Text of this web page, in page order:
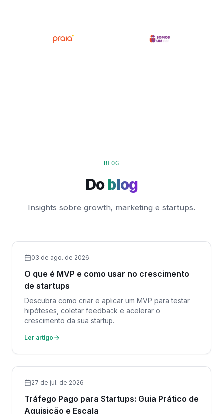
BLOG
Doblog
Insights sobre growth, marketing e startups.
03 de ago. de 2026
O que é MVP e como usar no crescimento
de startups
Descubra como criar e aplicar um MVP para testar
hipóteses, coletar feedback e acelerar o
crescimento da sua startup.
Ler artigo
27 de jul. de 2026
Tráfego Pago para Startups: Guia Prático de
Aquisição e Escala